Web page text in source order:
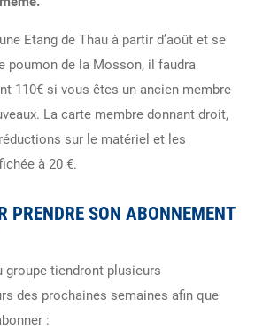
Etang de Thau à partir d’août et se
poumon de la Mosson, il faudra
110€ si vous êtes un ancien membre
La carte membre donnant droit,
sur le matériel et les
à 20 €.
PRENDRE SON ABONNEMENT
groupe tiendront plusieurs
des prochaines semaines afin que
: